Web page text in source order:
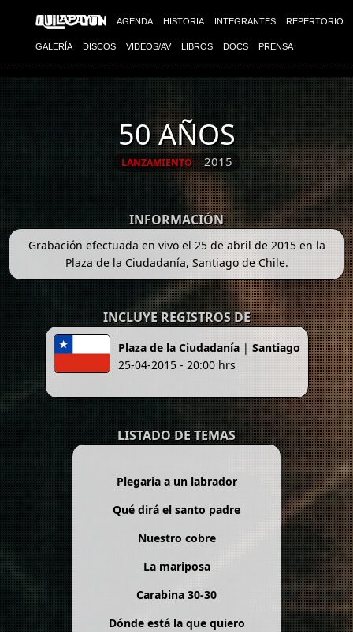
AGENDA HISTORIA INTEGRANTES REPERTORIO
GALERÍA DISCOS VIDEOS/AV LIBROS DOCS PRENSA
50 AÑOS
LANZAMIENTO 2015
INFORMACIÓN
Grabación efectuada en vivo el 25 de abril de 2015 en la
Plaza de la Ciudadanía, Santiago de Chile.
INCLUYE REGISTROS DE
Plaza de la Ciudadanía| Santiago
25-04-2015 - 20:00 hrs
LISTADO DE TEMAS
Plegaria a un labrador
Qué dirá el santo padre
Nuestro cobre
La mariposa
Carabina 30-30
Dónde está la que quiero